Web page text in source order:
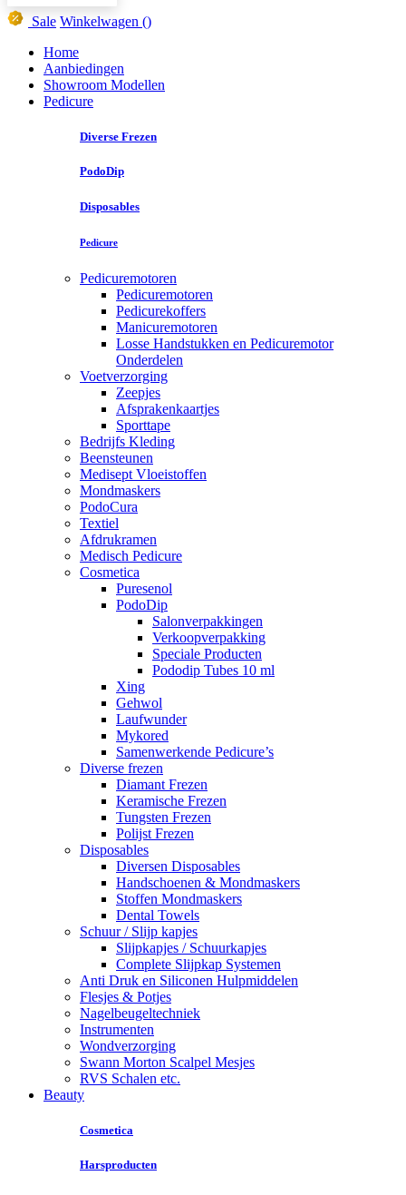
Sale Winkelwagen ()
Home
Aanbiedingen
Showroom Modellen
Pedicure
Diverse Frezen
PodoDip
Disposables
Pedicure
Pedicuremotoren
Pedicuremotoren
Pedicurekoffers
Manicuremotoren
Losse Handstukken en Pedicuremotor
Onderdelen
Voetverzorging
Zeepjes
Afsprakenkaartjes
Sporttape
Bedrijfs Kleding
Beensteunen
Medisept Vloeistoffen
Mondmaskers
PodoCura
Textiel
Afdrukramen
Medisch Pedicure
Cosmetica
Puresenol
PodoDip
Salonverpakkingen
Verkoopverpakking
Speciale Producten
Pododip Tubes 10 ml
Xing
Gehwol
Laufwunder
Mykored
Samenwerkende Pedicure’s
Diverse frezen
Diamant Frezen
Keramische Frezen
Tungsten Frezen
Polijst Frezen
Disposables
Diversen Disposables
Handschoenen & Mondmaskers
Stoffen Mondmaskers
Dental Towels
Schuur / Slijp kapjes
Slijpkapjes / Schuurkapjes
Complete Slijpkap Systemen
Anti Druk en Siliconen Hulpmiddelen
Flesjes & Potjes
Nagelbeugeltechniek
Instrumenten
Wondverzorging
Swann Morton Scalpel Mesjes
RVS Schalen etc.
Beauty
Cosmetica
Harsproducten